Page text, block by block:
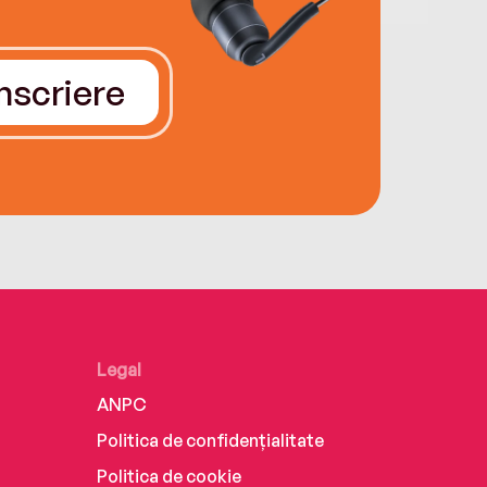
Legal
ANPC
Politica de confidențialitate
Politica de cookie